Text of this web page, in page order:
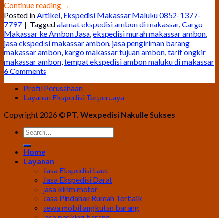
Continue reading →
Posted inArtikel, Ekspedisi Makassar Maluku 0852-1377-
7797 | Taggedalamat ekspedisi ambon di makassar,Cargo
Makassar ke Ambon Jasa,ekspedisi murah makassar ambon,
jasa ekspedisi makassar ambon, jasa pengiriman barang
makassar ambon, kargo makassar tujuan ambon,tarif ongkir
makassar ambon,tempat ekspedisi ambon maluku di makassar
6Comments
Profil Perusahaan
Layanan Ekspedisi Terpercaya
Copyright 2026 © PT. Wexpedisi Nakulle Sukses
Home
Layanan
Jasa Ekspedisi Laut
Jasa Ekspedisi Darat
jasa kirim motor
Jasa Pindahan Rumah Terbaik
sewa mobil angkutan barang